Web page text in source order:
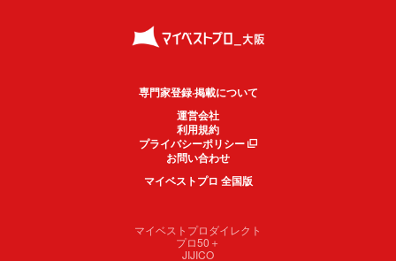
専門家登録·掲載について
運営会社
利用規約
プライバシーポリシー
お問い合わせ
マイベストプロ 全国版
マイベストプロダイレクト
プロ50＋
JIJICO